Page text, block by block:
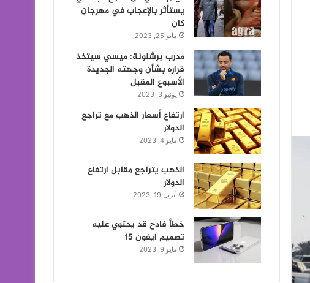
يستأثر بالإعجاب في مهرجان
كان
مايو 25, 2023
مدرب برشلونة: ميسي سيتخذ
قراره بشأن وجهته الجديدة
الأسبوع المقبل
يونيو 3, 2023
ارتفاع أسعار الذهب مع تراجع
الدولار
مايو 4, 2023
الذهب يتراجع مقابل ارتفاع
الدولار
أبريل 19, 2023
خطأ فادح قد يحتوي عليه
تصميم آيفون 15
مايو 9, 2023